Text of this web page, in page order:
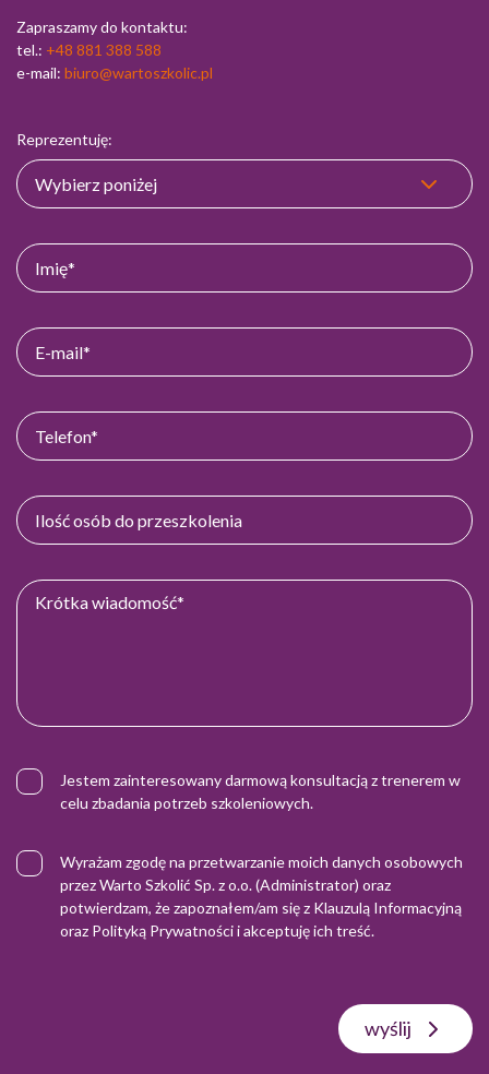
Zapraszamy do kontaktu:
tel.: +48 881 388 588
e-mail: biuro@wartoszkolic.pl
Reprezentuję:
Jestem zainteresowany darmową konsultacją z trenerem w
celu zbadania potrzeb szkoleniowych.
Wyrażam zgodę na przetwarzanie moich danych osobowych
przez Warto Szkolić Sp. z o.o. (Administrator) oraz
potwierdzam, że zapoznałem/am się z Klauzulą Informacyjną
oraz Polityką Prywatnościi akceptuję ich treść.
wyślij